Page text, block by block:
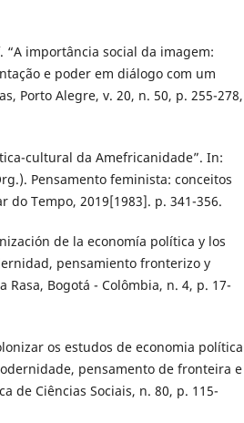
“A importância social da imagem:
e poder em diálogo com um
Porto Alegre, v. 20, n. 50, p. 255-278,
cultural da Amefricanidade”. In:
Pensamento feminista: conceitos
do Tempo, 2019[1983]. p. 341-356.
de la economía política y los
pensamiento fronterizo y
Rasa, Bogotá - Colômbia, n. 4, p. 17-
os estudos de economia política
pensamento de fronteira e
de Ciências Sociais, n. 80, p. 115-